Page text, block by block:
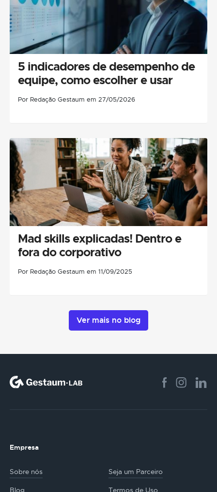
5 indicadores de desempenho de
equipe, como escolher e usar
Por Redação Gestaum em 27/05/2026
Mad skills explicadas! Dentro e
fora do corporativo
Por Redação Gestaum em 11/09/2025
Ver mais no blog
Empresa
Sobre nós Seja um Parceiro
Blog Termos de Uso